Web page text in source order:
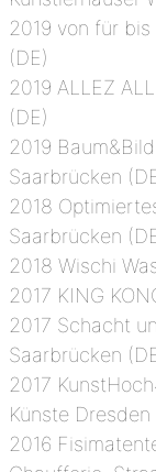
2019 von für
(DE)
2019 ALLEZ
(DE)
2019
Saarbrücken
2018
Saarbrücken
2018 Wischi
2017 KING
2017 Schacht
Saarbrücken
2017
Künste Dresden
2016